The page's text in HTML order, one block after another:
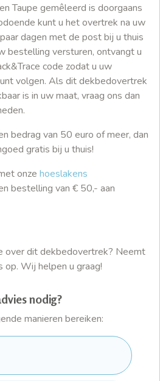
Taupe gemêleerd is doorgaans
kunt u het overtrek na uw
dagen met de post bij u thuis
bestelling versturen, ontvangt u
code zodat u uw
volgen. Als dit dekbedovertrek
is in uw maat, vraag ons dan
bedrag van 50 euro of meer, dan
gratis bij u thuis!
onze hoeslakens
bestelling van € 50,- aan
over dit dekbedovertrek? Neemt
op. Wij helpen u graag!
nodig?
manieren bereiken: